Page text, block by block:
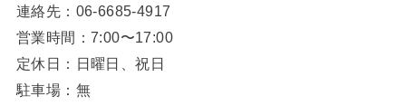
連絡先：06-6685-4917
営業時間：7:00〜17:00
定休日：日曜日、祝日
駐車場：無